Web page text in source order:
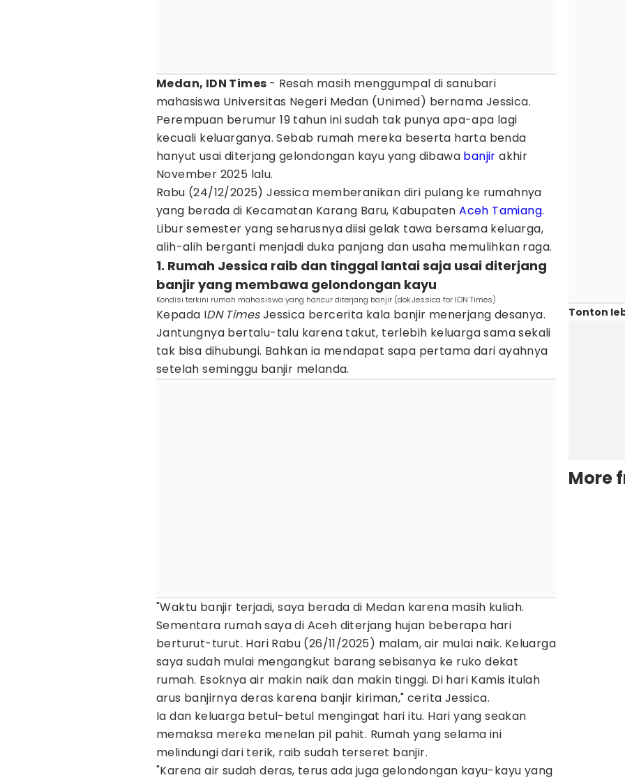
Medan, IDN Times - Resah masih menggumpal di sanubari
mahasiswa Universitas Negeri Medan (Unimed) bernama Jessica.
Perempuan berumur 19 tahun ini sudah tak punya apa-apa lagi
kecuali keluarganya. Sebab rumah mereka beserta harta benda
hanyut usai diterjang gelondongan kayu yang dibawa banjir akhir
November 2025 lalu.
Rabu (24/12/2025) Jessica memberanikan diri pulang ke rumahnya
yang berada di Kecamatan Karang Baru, KabupatenAceh Tamiang.
Libur semester yang seharusnya diisi gelak tawa bersama keluarga,
alih-alih berganti menjadi duka panjang dan usaha memulihkan raga.
1. Rumah Jessica raib dan tinggal lantai saja usai diterjang
banjir yang membawa gelondongan kayu
Kondisi terkini rumah mahasiswa yang hancur diterjang banjir (dok.Jessica for IDN Times)
Kepada IDN TimesJessica bercerita kala banjir menerjang desanya.
Jantungnya bertalu-talu karena takut, terlebih keluarga sama sekali
tak bisa dihubungi. Bahkan ia mendapat sapa pertama dari ayahnya
setelah seminggu banjir melanda.
"Waktu banjir terjadi, saya berada di Medan karena masih kuliah.
Sementara rumah saya di Aceh diterjang hujan beberapa hari
berturut-turut. Hari Rabu (26/11/2025) malam, air mulai naik. Keluarga
saya sudah mulai mengangkut barang sebisanya ke ruko dekat
rumah. Esoknya air makin naik dan makin tinggi. Di hari Kamis itulah
arus banjirnya deras karena banjir kiriman," cerita Jessica.
Ia dan keluarga betul-betul mengingat hari itu. Hari yang seakan
memaksa mereka menelan pil pahit. Rumah yang selama ini
melindungi dari terik, raib sudah terseret banjir.
"Karena air sudah deras, terus ada juga gelondongan kayu-kayu yang
Tonton
More